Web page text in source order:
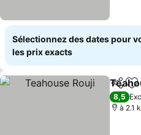
Sélectionnez des dates pour
les prix exacts
8,5
à 2.1